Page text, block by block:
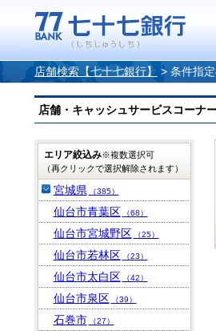
店舗検索【七十七銀行】 > 条件指
店舗・キャッシュサービスコー
エリア絞込み※複数選択可
（再クリックで選択解除されます）
宮城県 （385）
仙台市青葉区 （68）
仙台市宮城野区 （25）
仙台市若林区 （23）
仙台市太白区 （42）
仙台市泉区 （39）
石巻市 （27）